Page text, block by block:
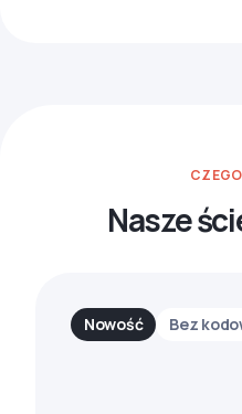
Nasze
Nowość Bez